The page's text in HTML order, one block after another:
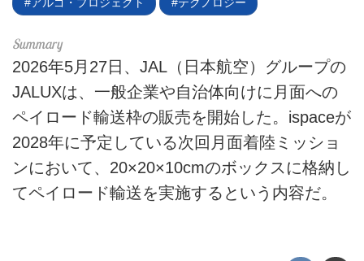
電動キックボード
テクノロジー
このメディアについて
運営会社
利用規約
アルゴ・プロジェクト テクノロジー
2026年5月27日、JAL（日本航空）グループの
JALUXは、一般企業や自治体向けに月面への
ペイロード輸送枠の販売を開始した。ispaceが
2028年に予定している次回月面着陸ミッショ
ンにおいて、20×20×10cmのボックスに格納し
てペイロード輸送を実施するという内容だ。